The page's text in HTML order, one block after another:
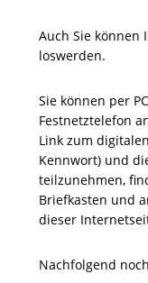
Auch Sie können
loswerden.
Sie können per
Festnetztelefon
Link zum
Kennwort) und
teilzunehmen,
Briefkasten und
dieser
Nachfolgend